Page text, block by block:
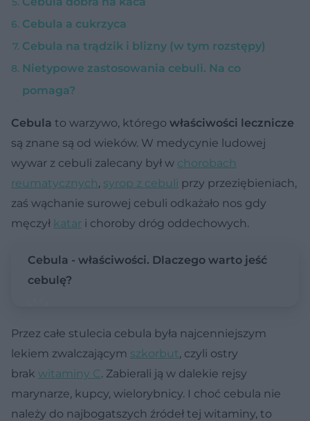
Cebula a cukrzyca
Cebula na trądzik i blizny (w tym rozstępy)
Nietypowe zastosowania cebuli. Na co
pomaga?
Cebula to warzywo, którego właściwości lecznicze
są znane są od wieków. W medycynie ludowej
wywar z cebuli zalecany był w chorobach
reumatycznych, syrop z cebuli przy przeziębieniach,
zaś wąchanie surowej cebuli odkażało nos gdy
męczył katar i choroby dróg oddechowych.
Cebula - właściwości. Dlaczego warto jeść
cebulę?
Przez całe stulecia cebula była najcenniejszym
lekiem zwalczającym szkorbut, czyli ostry
brak witaminy C. Zabierali ją w dalekie rejsy
marynarze, kupcy, wielorybnicy. I choć cebula nie
należy do najbogatszych źródeł tej witaminy, to